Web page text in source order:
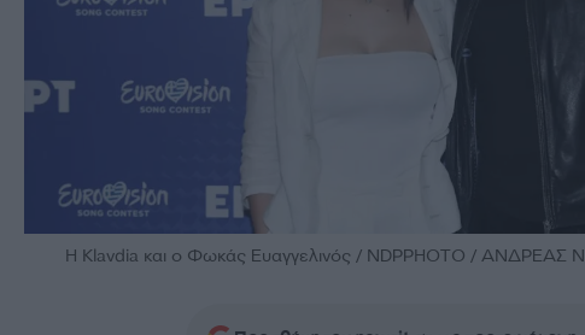
H Klavdia και ο Φωκάς Ευαγγελινός / NDPPHOTO / ΑΝΔΡΕΑΣ